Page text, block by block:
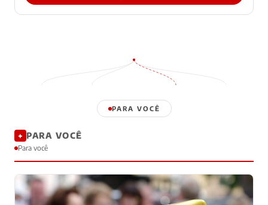
PARA VOCÊ
✦ PARA VOCÊ
Para você